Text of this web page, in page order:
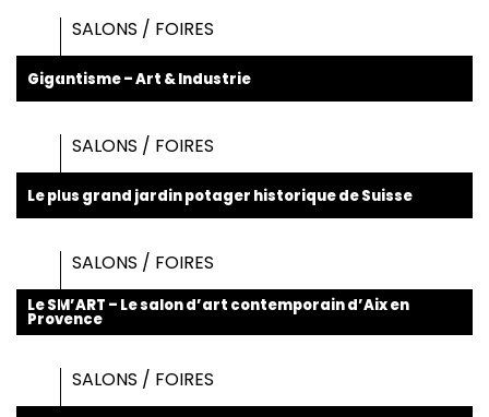
SALONS / FOIRES
Gigantisme – Art & Industrie
SALONS / FOIRES
Le plus grand jardin potager historique de Suisse
SALONS / FOIRES
Le SM’ART – Le salon d’art contemporain d’Aix en
Provence
SALONS / FOIRES